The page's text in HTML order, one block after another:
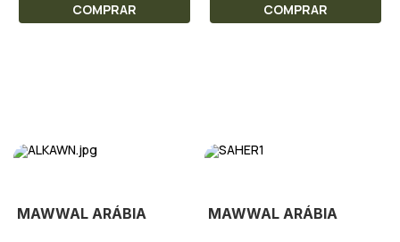
COMPRAR COMPRAR
MAWWAL ARÁBIA MAWWAL ARÁBIA